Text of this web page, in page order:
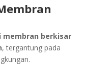
membran berkisar
, tergantung pada